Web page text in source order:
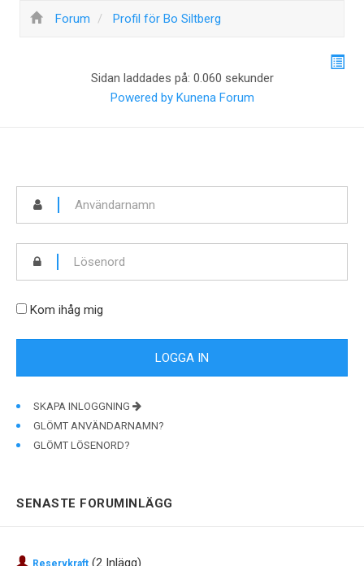
Forum Profil för Bo Siltberg
Sidan laddades på: 0.060 sekunder
Powered by Kunena Forum
Kom ihåg mig
SKAPA INLOGGNING
GLÖMT ANVÄNDARNAMN?
GLÖMT LÖSENORD?
SENASTE FORUMINLÄGG
Reservkraft (2 Inlägg)